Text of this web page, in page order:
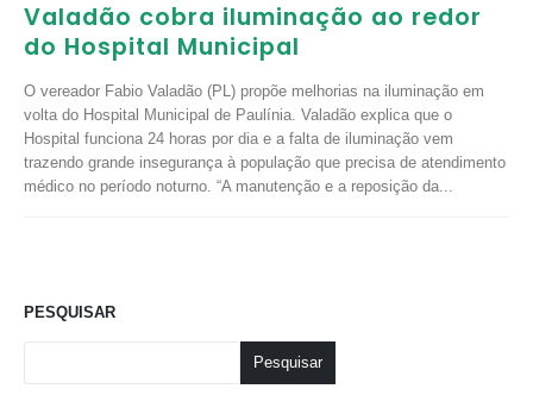
Valadão cobra iluminação ao redor
do Hospital Municipal
O vereador Fabio Valadão (PL) propõe melhorias na iluminação em
volta do Hospital Municipal de Paulínia. Valadão explica que o
Hospital funciona 24 horas por dia e a falta de iluminação vem
trazendo grande insegurança à população que precisa de atendimento
médico no período noturno. “A manutenção e a reposição da...
PESQUISAR
Pesquisar